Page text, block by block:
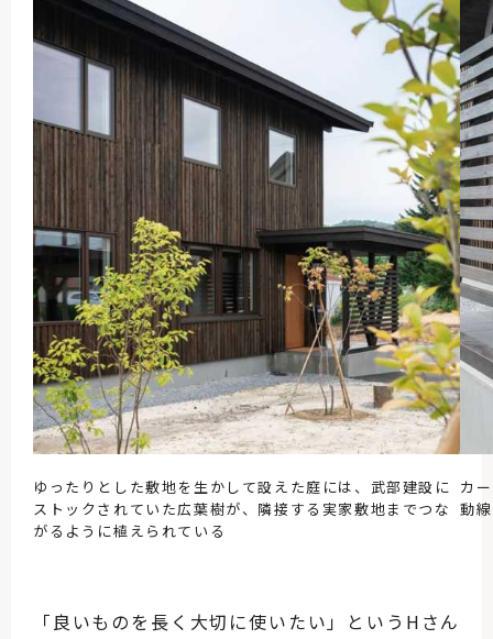
ゆったりとした敷地を生かして設えた庭には、武部建設に
ストックされていた広葉樹が、隣接する実家敷地までつな
がるように植えられている
カ
動
「良いものを長く大切に使いたい」というHさん